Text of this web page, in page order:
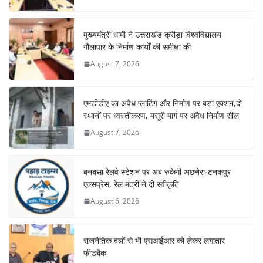
मुख्यमंत्री धामी ने उत्तराखंड क्रीड़ा विश्वविद्यालय
गौलापार के निर्माण कार्यों की समीक्षा की
August 7, 2026
एमडीडीए का अवैध प्लाटिंग और निर्माण पर बड़ा एक्शन,दो
स्थानों पर ध्वस्तीकरण, मसूरी मार्ग पर अवैध निर्माण सील
August 7, 2026
बनबसा रेलवे स्टेशन पर अब रुकेगी अछनेरा-टनकपुर
एक्सप्रेस, रेल मंत्री ने दी स्वीकृति
August 6, 2026
राजनैतिक दलों से भी एसआईआर को लेकर लगातार
फीडबैक